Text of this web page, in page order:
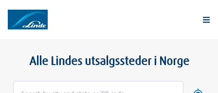
Alle Lindes utsalgssteder i Norge